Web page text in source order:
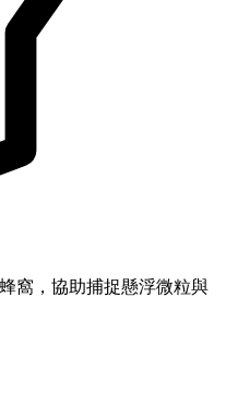
窩，協助捕捉懸浮微粒與